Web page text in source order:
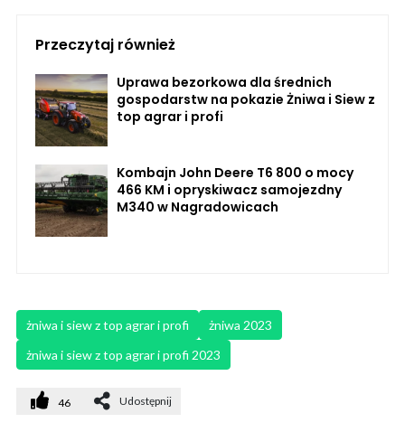
Przeczytaj również
Uprawa bezorkowa dla średnich
gospodarstw na pokazie Żniwa i Siew z
top agrar i profi
Kombajn John Deere T6 800 o mocy
466 KM i opryskiwacz samojezdny
M340 w Nagradowicach
żniwa i siew z top agrar i profi
żniwa 2023
żniwa i siew z top agrar i profi 2023
46 Udostępnij